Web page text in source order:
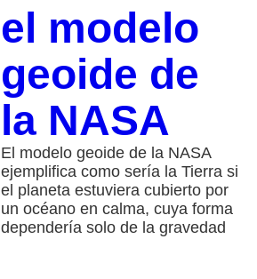
el modelo
geoide de
la NASA
El modelo geoide de la NASA
ejemplifica como sería la Tierra si
el planeta estuviera cubierto por
un océano en calma, cuya forma
dependería solo de la gravedad